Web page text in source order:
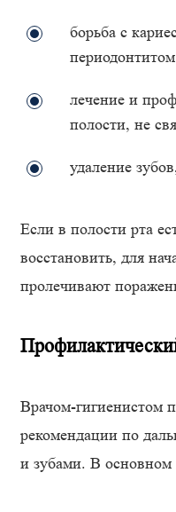
борьба с
лечение и
полости, не
удаление
Если в полости рта
восстановить, для
пролечивают
Врачом-гигиенистом
рекомендации по
и зубами. В основном